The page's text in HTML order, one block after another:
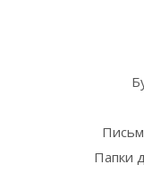
Папки